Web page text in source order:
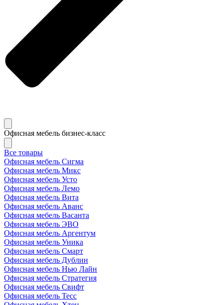
Офисная мебель бизнес-класс
Все товары
Офисная мебель Сигма
Офисная мебель Микс
Офисная мебель Усто
Офисная мебель Лемо
Офисная мебель Вита
Офисная мебель Аванс
Офисная мебель Васанта
Офисная мебель ЭВО
Офисная мебель Аргентум
Офисная мебель Уника
Офисная мебель Смарт
Офисная мебель Дублин
Офисная мебель Нью Лайн
Офисная мебель Стратегия
Офисная мебель Свифт
Офисная мебель Тесс